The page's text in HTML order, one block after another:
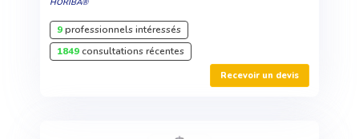
9professionnels intéressés
1849consultations récentes
Recevoir un devis